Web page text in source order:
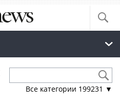
Все категории 199231 ▼